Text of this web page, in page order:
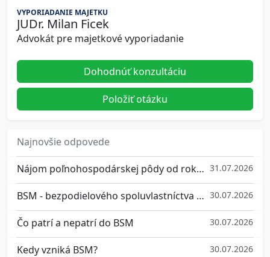
VYPORIADANIE MAJETKU
JUDr. Milan Ficek
Advokát pre majetkové vyporiadanie
Dohodnúť konzultáciu
Položiť otázku
Najnovšie odpovede
Nájom poľnohospodárskej pôdy od roku 2026 31.07.2026
BSM - bezpodielového spoluvlastníctva manželov 30.07.2026
Čo patrí a nepatrí do BSM 30.07.2026
Kedy vzniká BSM? 30.07.2026